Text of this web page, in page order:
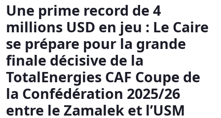
Une prime record de 4
millions USD en jeu : Le Caire
se prépare pour la grande
finale décisive de la
TotalEnergies CAF Coupe de
la Confédération 2025/26
entre le Zamalek et l’USM